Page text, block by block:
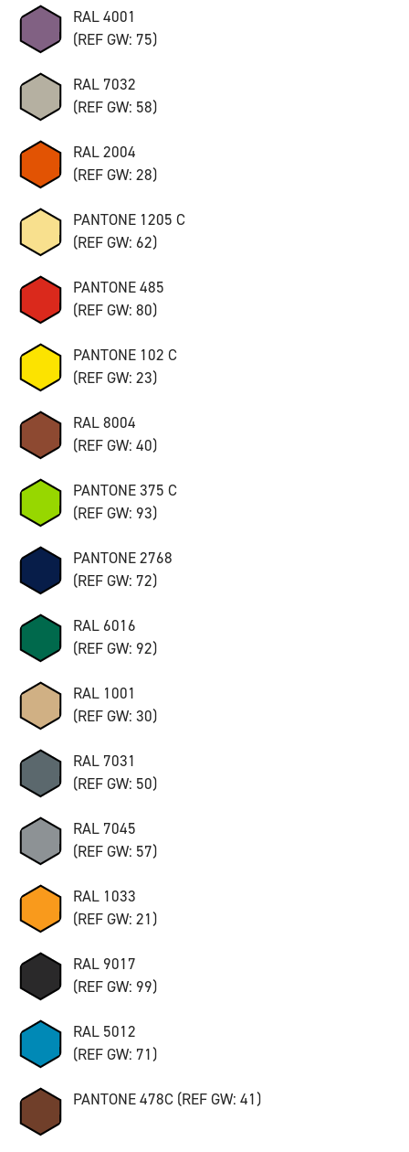
RAL 4001
(REF GW: 75)
RAL 7032
(REF GW: 58)
RAL 2004
(REF GW: 28)
PANTONE 1205 C
(REF GW: 62)
PANTONE 485
(REF GW: 80)
PANTONE 102 C
(REF GW: 23)
RAL 8004
(REF GW: 40)
PANTONE 375 C
(REF GW: 93)
PANTONE 2768
(REF GW: 72)
RAL 6016
(REF GW: 92)
RAL 1001
(REF GW: 30)
RAL 7031
(REF GW: 50)
RAL 7045
(REF GW: 57)
RAL 1033
(REF GW: 21)
RAL 9017
(REF GW: 99)
RAL 5012
(REF GW: 71)
PANTONE 478C (REF GW: 41)